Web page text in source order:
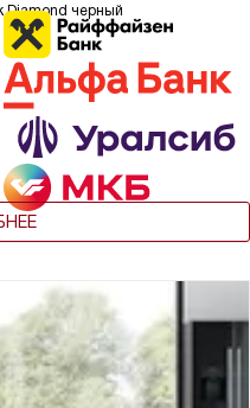
Diamond черный